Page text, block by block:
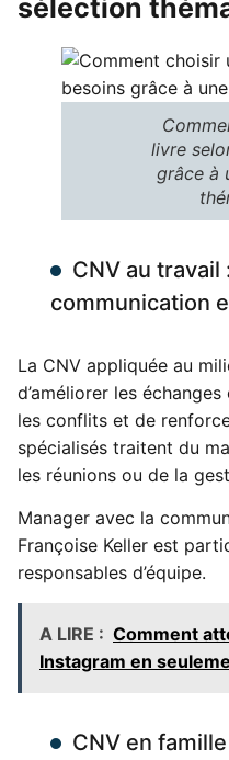
sélection
livre
grâce à
CNV au travail
communication
La CNV appliquée au
d’améliorer les
les conflits et de
spécialisés traitent du
les réunions ou de la
Manager avec la
Françoise Keller est
responsables d’équipe.
A LIRE : Comment
Instagram en
CNV en